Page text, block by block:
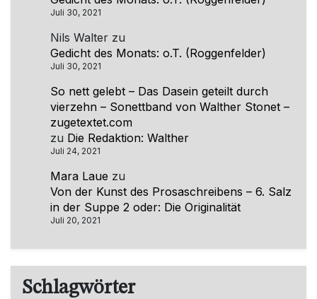
Juli 30, 2021
Nils Walter zu
Gedicht des Monats: o.T. (Roggenfelder)
Juli 30, 2021
So nett gelebt – Das Dasein geteilt durch
vierzehn – Sonettband von Walther Stonet –
zugetextet.com
zu Die Redaktion: Walther
Juli 24, 2021
Mara Laue zu
Von der Kunst des Prosaschreibens – 6. Salz
in der Suppe 2 oder: Die Originalität
Juli 20, 2021
Schlagwörter